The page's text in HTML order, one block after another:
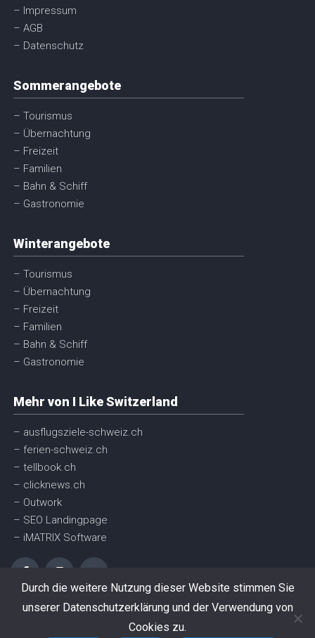
– Impressum
– AGB
– Datenschutz
Sommerangebote
– Tourismus
– Übernachtung
– Freizeit
– Familien
– Bahn & Schiff
– Gastronomie
Winterangebote
– Tourismus
– Übernachtung
– Freizeit
– Familien
– Bahn & Schiff
– Gastronomie
Mehr von I Like Switzerland
– ausflugsziele-schweiz.ch
– ferien-schweiz.ch
– tellbook.ch
– clicknews.ch
– Outwork
– SEO Landingpage
– iMATRIX Software
© I like Switzerland GmbH
Durch die weitere Nutzung dieser Website stimmen Sie
unserer Datenschutzerklärung und der Verwendung von
Cookies zu.